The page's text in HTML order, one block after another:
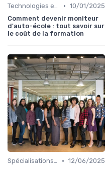
Technologies et informatique • 10/01/2025
Comment devenir moniteur
d'auto-école : tout savoir sur
le coût de la formation
Spécialisations sectorielles • 12/06/2025